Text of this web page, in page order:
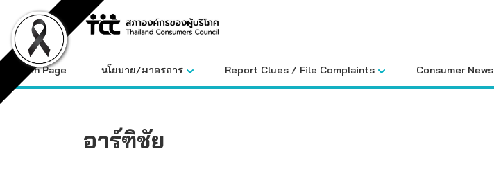
content
Main Page นโยบาย/มาตรการ Report Clues / File Complaints Consumer News
อาร์ฑิชัย